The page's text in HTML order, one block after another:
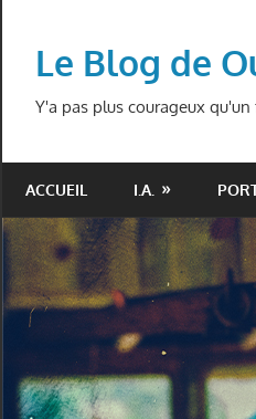
contentLe Blog de
Y'a pas plus courageux
ACCUEIL I.A.